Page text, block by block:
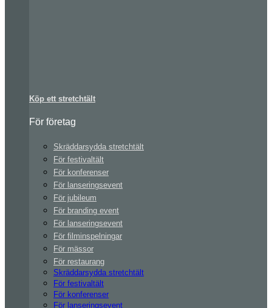
Köp ett stretchtält
För företag
Skräddarsydda stretchtält
För festivaltält
För konferenser
För lanseringsevent
För jubileum
För branding event
För lanseringsevent
För filminspelningar
För mässor
För restaurang
Skräddarsydda stretchtält
För festivaltält
För konferenser
För lanseringsevent